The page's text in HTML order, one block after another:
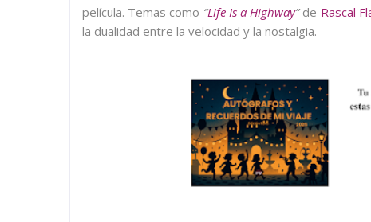
película. Temas como “Life Is a Highway”de Rascal
la dualidad entre la velocidad y la nostalgia.